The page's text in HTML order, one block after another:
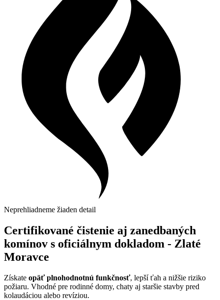
Neprehliadneme žiaden detail
Certifikované čistenie aj zanedbaných
komínov s oficiálnym dokladom - Zlaté
Moravce
Získate opäť plnohodnotnú funkčnosť, lepší ťah a nižšie riziko
požiaru. Vhodné pre rodinné domy, chaty aj staršie stavby pred
kolaudáciou alebo revíziou.